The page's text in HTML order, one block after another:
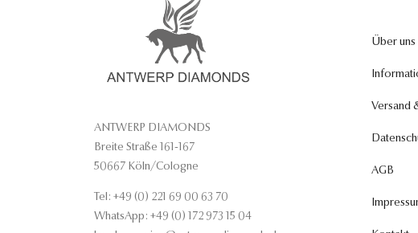
ANTWERP DIAMONDS
Breite Straße 161-167
50667 Köln/Cologne
Tel: +49 (0) 221 69 00 63 70
WhatsApp: +49 (0) 172 973 15 04
Über uns
Versand
AGB